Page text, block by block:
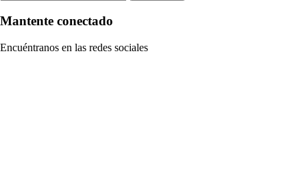
Mantente conectado
Encuéntranos en las redes sociales